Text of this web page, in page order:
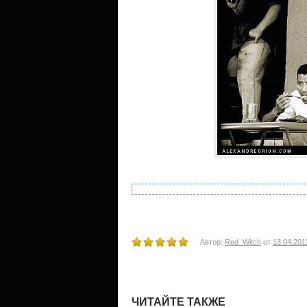
Автор: Red_Witch от
ЧИТАЙТЕ ТАКЖЕ